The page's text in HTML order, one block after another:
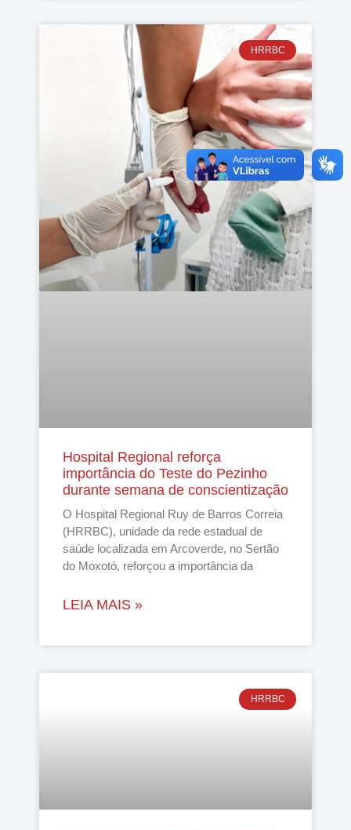
HRRBC
Hospital Regional reforça
importância do Teste do Pezinho
durante semana de conscientização
O Hospital Regional Ruy de Barros Correia
(HRRBC), unidade da rede estadual de
saúde localizada em Arcoverde, no Sertão
do Moxotó, reforçou a importância da
LEIA MAIS »
HRRBC